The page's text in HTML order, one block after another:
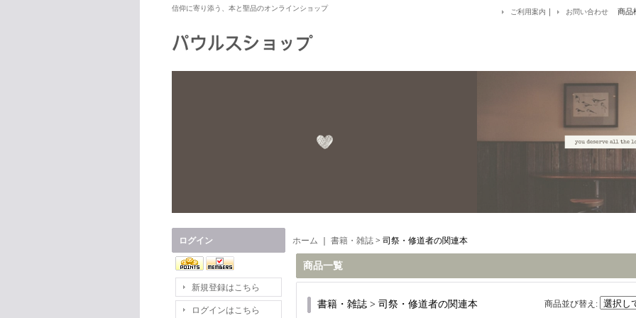
信仰に寄り添う、本と聖品のオンラインショップ ご利用案内 ｜ お問い合わせ 商品
ログイン
新規登録はこちら
ログインはこちら
ホーム 書籍・雑誌 > 司祭・修道者の関連本
商品一覧
書籍・雑誌 > 司祭・修道者の関連本 商品並び替え :